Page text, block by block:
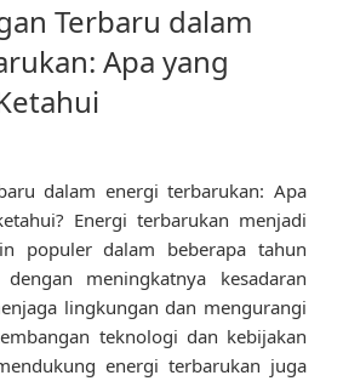
Terbaru dalam
Apa yang
dalam energi terbarukan: Apa
Energi terbarukan menjadi
populer dalam beberapa tahun
meningkatnya kesadaran
lingkungan dan mengurangi
teknologi dan kebijakan
energi terbarukan juga